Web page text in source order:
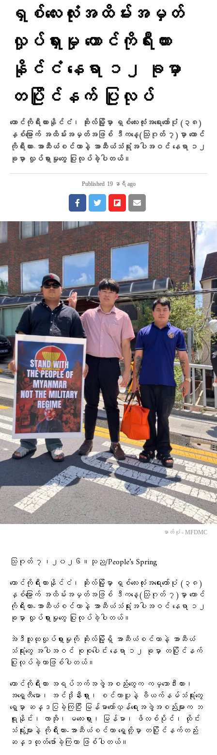
ရှစ်လေးလုံးအထိမ်းအမှတ်
လှုပ်ရှားမှု တောင်ကိုရီးယား
နိုင်ငံ နေရာ ၁၂ ခုမှာ
တပြိုင်နက် ပြုလုပ်
တောင်ကိုရီးယားနိုင်ငံ၊ ဆိုးလ်မြို့မှာ ရှစ်လေးလုံးအရေးတော်ပုံ (၃၈)
နှစ်မြောက် အထိမ်းအမှတ်အဖြစ် ဒီကနေ့(သြဂုတ် ၇)မှာ တောင်
ကိုရီးယား-အာဆီယံစင်တာနဲ့ အာဆီယံသံရုံးအပါအဝင် နေရာ ၁၂
ခုမှာ လှုပ်ရှားမှုတွေ ပြုလုပ်ခဲ့ပါတယ်။
Published 19 နာရီ ago
ဓာတ်ပုံ - MFDMC
သြဂုတ် ၇၊၂၀၂၆။သုည/People’s Spring
တောင်ကိုရီးယားနိုင်ငံ၊ ဆိုးလ်မြို့မှာ ရှစ်လေးလုံးအရေးတော်ပုံ (၃၈)
နှစ်မြောက် အထိမ်းအမှတ်အဖြစ် ဒီကနေ့(သြဂုတ် ၇)မှာ တောင်
ကိုရီးယား-အာဆီယံစင်တာနဲ့ အာဆီယံသံရုံးအပါအဝင် နေရာ ၁၂
ခုမှာ လှုပ်ရှားမှုတွေ ပြုလုပ်ခဲ့ပါတယ်။
အဲဒီလူထုလှုပ်ရှားမှုကို ဆိုးလ်မြို့ရှိ အာဆီယံစင်တာနဲ့ အာဆီယံ
သံရုံးတွေ အပါအဝင် စုစုပေါင်း နေရာ ၁၂ ခုမှာ တပြိုင်နက်
ပြုလုပ်ခဲ့တာဖြစ်ပါတယ်။
တောင်ကိုရီးယား အရပ်ဘက်အဖွဲ့အစည်းတွေက ကမ္ဘောဒီးယား၊
အရှေ့တီမော၊ အင်ဒိုနီးရှား၊ စင်ကာပူနဲ့ ဗီယက်နမ်သံရုံးတွေ
ရှေ့မှာ ဆန္ဒပြခဲ့ကြပြီး မြန်မာတော်လှန်ရေးအဖွဲ့အစည်းများက ဘ
ရူနိုင်း၊ လာအို၊ မလေးရှား၊ မြန်မာ၊ ဖိလစ်ပိုင်၊ ထိုင်း
သံရုံးများနဲ့ ကိုရီးယား-အာဆီယံစင်တာ ရှေ့တို့မှာ တပြိုင်နက်တည်း
ဆန္ဒထုတ်ဖော်ခဲ့ကြတာ ဖြစ်ပါတယ်။